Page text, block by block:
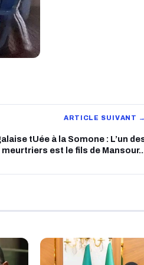
ARTICLE SUIVANT →
tUée à la Somone : L’un
est le fils de